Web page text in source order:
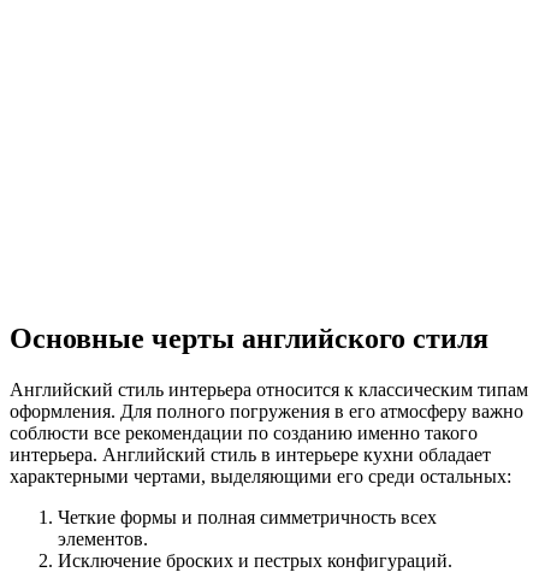
Основные черты английского стиля
Английский стиль интерьера относится к классическим типам
оформления. Для полного погружения в его атмосферу важно
соблюсти все рекомендации по созданию именно такого
интерьера. Английский стиль в интерьере кухни обладает
характерными чертами, выделяющими его среди остальных:
Четкие формы и полная симметричность всех
элементов.
Исключение броских и пестрых конфигураций.